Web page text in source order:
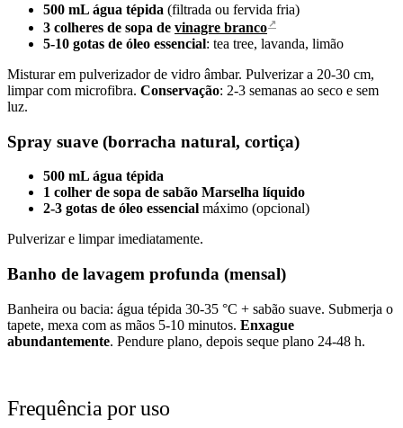
500 mL água tépida (filtrada ou fervida fria)
3 colheres de sopa de vinagre branco ↗
5-10 gotas de óleo essencial: tea tree, lavanda, limão
Misturar em pulverizador de vidro âmbar. Pulverizar a 20-30 cm,
limpar com microfibra. Conservação: 2-3 semanas ao seco e sem
luz.
Spray suave (borracha natural, cortiça)
500 mL água tépida
1 colher de sopa de sabão Marselha líquido
2-3 gotas de óleo essencial máximo (opcional)
Pulverizar e limpar imediatamente.
Banho de lavagem profunda (mensal)
Banheira ou bacia: água tépida 30-35 °C + sabão suave. Submerja o
tapete, mexa com as mãos 5-10 minutos. Enxague
abundantemente. Pendure plano, depois seque plano 24-48 h.
Frequência por uso